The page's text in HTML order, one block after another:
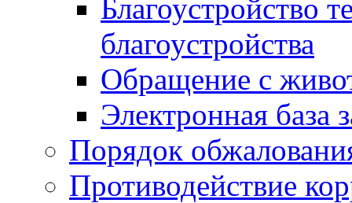
Благоустройство
благоустройства
Обращение с
Электронная база
Порядок
Противодействие